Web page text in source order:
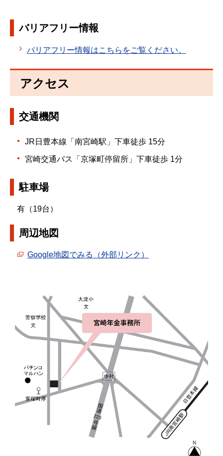
バリアフリー情報
バリアフリー情報はこちらをご覧ください。
アクセス
交通機関
JR日豊本線「南宮崎駅」下車徒歩 15分
宮崎交通バス「京塚町停留所」下車徒歩 1分
駐車場
有（19台）
周辺地図
Google地図でみる（外部リンク）